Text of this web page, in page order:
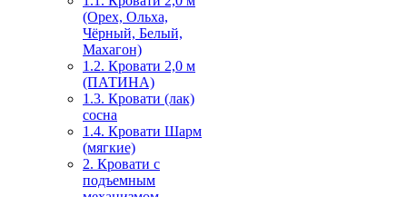
(Орех, Ольха,
Чёрный, Белый,
Махагон)
1.2. Кровати 2,0 м
(ПАТИНА)
1.3. Кровати (лак)
сосна
1.4. Кровати Шарм
(мягкие)
2. Кровати с
подъемным